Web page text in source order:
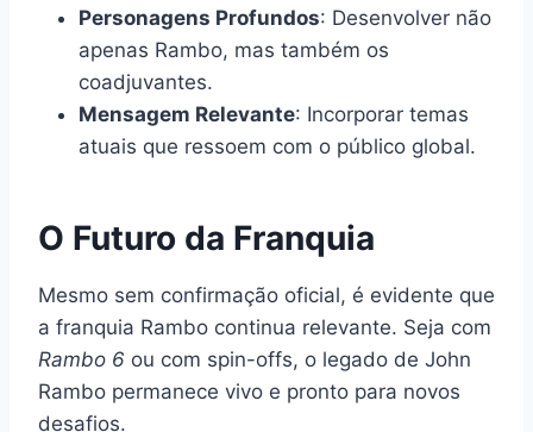
Personagens Profundos: Desenvolver não
apenas Rambo, mas também os
coadjuvantes.
Mensagem Relevante: Incorporar temas
atuais que ressoem com o público global.
O Futuro da Franquia
Mesmo sem confirmação oficial, é evidente que
a franquia Rambo continua relevante. Seja com
Rambo 6 ou com spin-offs, o legado de John
Rambo permanece vivo e pronto para novos
desafios.